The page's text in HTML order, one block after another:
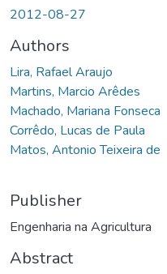
2012-08-27
Authors
Lira, Rafael Araujo
Martins, Marcio Arêdes
Machado, Mariana Fonseca
Corrêdo, Lucas de Paula
Matos, Antonio Teixeira de
Publisher
Engenharia na Agricultura
Abstract